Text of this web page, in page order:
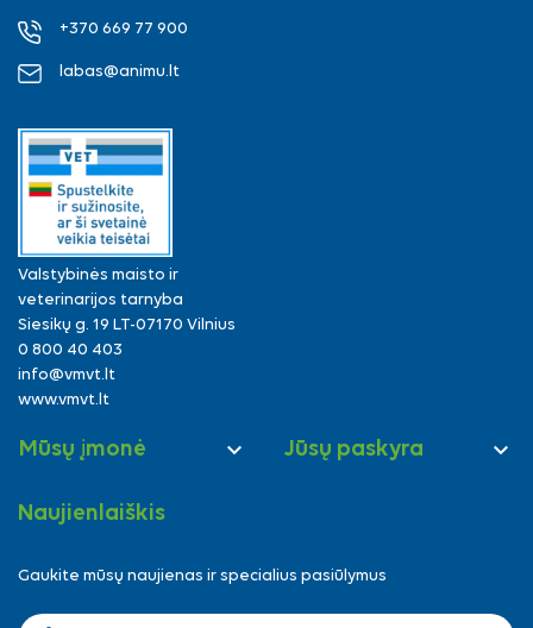
+370 669 77 900
labas@animu.lt
Valstybinės maisto ir
veterinarijos tarnyba
Siesikų g. 19 LT-07170 Vilnius
0 800 40 403
info@vmvt.lt
www.vmvt.lt
Mūsų įmonė  Jūsų paskyra 
Naujienlaiškis
Gaukite mūsų naujienas ir specialius pasiūlymus